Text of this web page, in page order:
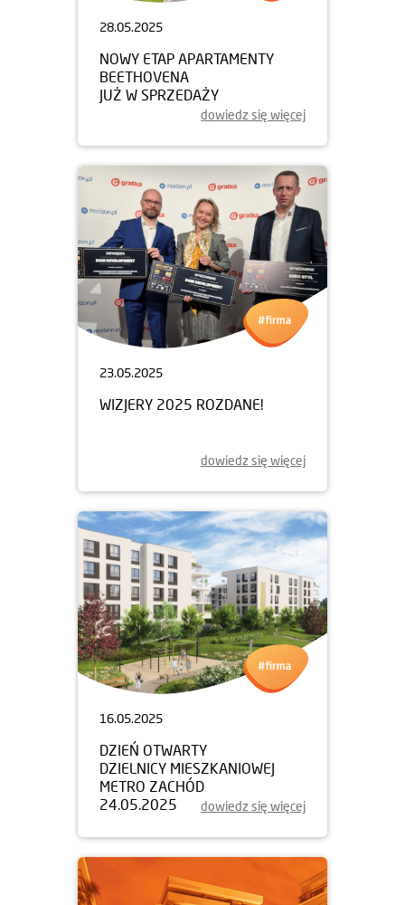
28.05.2025
NOWY ETAP APARTAMENTY
BEETHOVENA
JUŻ W SPRZEDAŻY
dowiedz się więcej
23.05.2025
WIZJERY 2025 ROZDANE!
dowiedz się więcej
16.05.2025
DZIEŃ OTWARTY
DZIELNICY MIESZKANIOWEJ
METRO ZACHÓD
24.05.2025
dowiedz się więcej